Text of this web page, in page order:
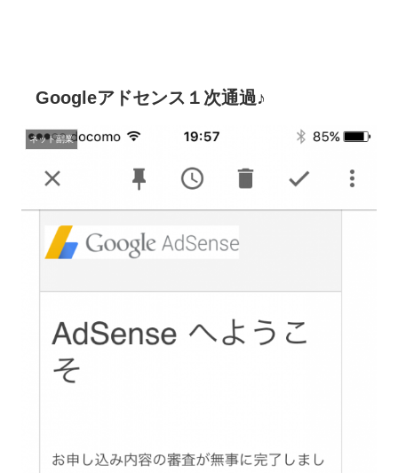
Googleアドセンス１次通過♪
ネット副業